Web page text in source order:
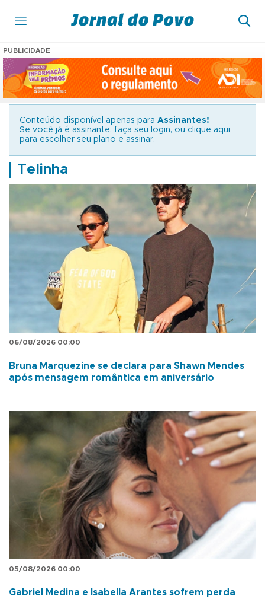
PUBLICIDADE
Conteúdo disponível apenas para Assinantes!
Se você já é assinante, faça seu
login, ou clique aqui
para escolher seu plano e assinar.
Telinha
06/08/2026 00:00
Bruna Marquezine se declara para Shawn Mendes
após mensagem romântica em aniversário
05/08/2026 00:00
Gabriel Medina e Isabella Arantes sofrem perda